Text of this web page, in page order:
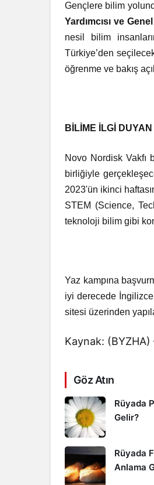
Gençlere bilim
Yardımcısı ve
nesil bilim
Türkiye’den
öğrenme ve bakış
BİLİME İLGİ
Novo Nordisk Vakfı
birliğiyle
2023'ün ikinci
STEM (Science,
teknoloji bilim gibi
Yaz kampına
iyi derecede
sitesi üzerinden
Kaynak: (BYZHA)
Göz Atın
Rüyada
Gelir?
Rüyada
Anlama